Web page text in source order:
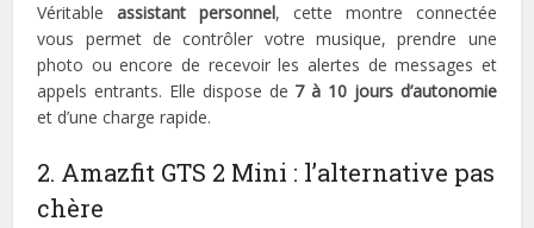
Véritableassistant personnel, cette montre connectée
vous permet de contrôler votre musique, prendre une
photo ou encore de recevoir les alertes de messages et
appels entrants. Elle dispose de 7 à 10 jours d’autonomie
et d’une charge rapide.
2. Amazfit GTS 2 Mini : l’alternative pas
chère